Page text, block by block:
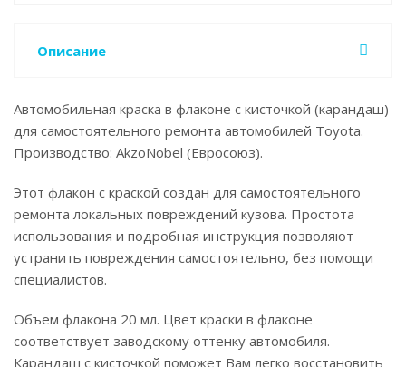
Описание
Автомобильная краска в флаконе с кисточкой (карандаш)
для самостоятельного ремонта автомобилей Toyota.
Производство: AkzoNobel (Евросоюз).
Этот флакон с краской создан для самостоятельного
ремонта локальных повреждений кузова. Простота
использования и подробная инструкция позволяют
устранить повреждения самостоятельно, без помощи
специалистов.
Объем флакона 20 мл. Цвет краски в флаконе
соответствует заводскому оттенку автомобиля.
Карандаш с кисточкой поможет Вам легко восстановить